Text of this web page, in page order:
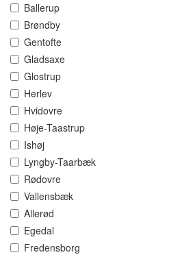
Ballerup
Brøndby
Gentofte
Gladsaxe
Glostrup
Herlev
Hvidovre
Høje-Taastrup
Ishøj
Lyngby-Taarbæk
Rødovre
Vallensbæk
Allerød
Egedal
Fredensborg